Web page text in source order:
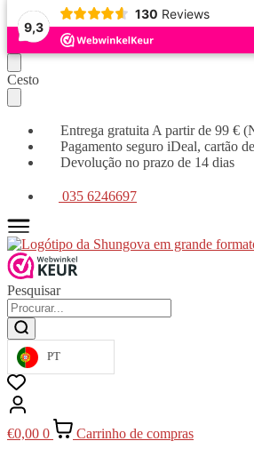
9,3
130 Reviews
Continuar
a
navegar
Saltar
para
o
conteúdo
Cesto
Entrega gratuita A partir de 99 €
Pagamento seguro iDeal, cartão
Devolução no prazo de 14 dias
035 6246697
Pesquisar
PT
€0,00 0
Carrinho de compras